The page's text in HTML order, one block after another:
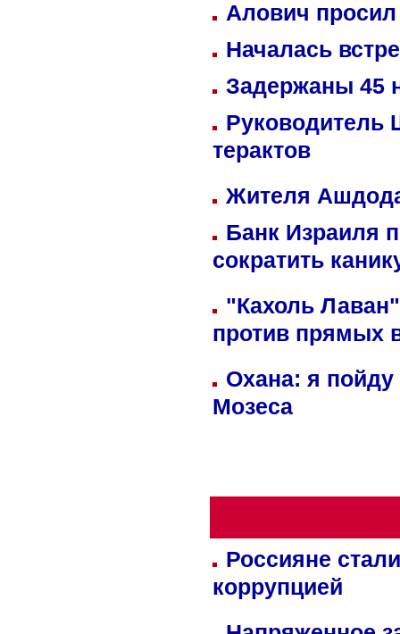
Алович просил
Началась
Задержаны 45
Руководитель
терактов
Жителя
Банк Израиля
сократить
"Кахоль
против прямых
Охана: я пойду
Мозеса
Россияне
коррупцией